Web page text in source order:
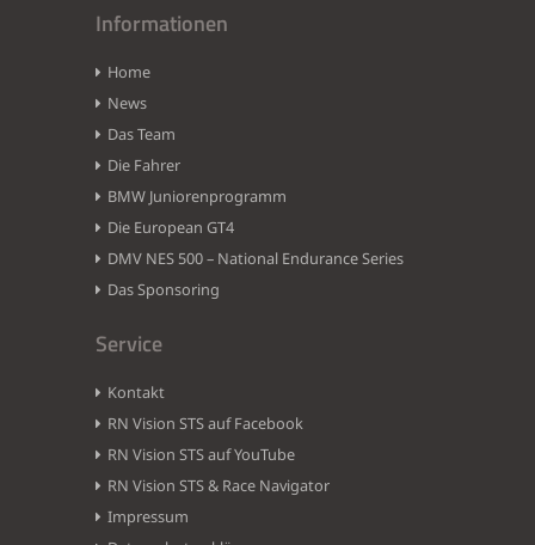
Informationen
Home
News
Das Team
Die Fahrer
BMW Juniorenprogramm
Die European GT4
DMV NES 500 – National Endurance Series
Das Sponsoring
Service
Kontakt
RN Vision STS auf Facebook
RN Vision STS auf YouTube
RN Vision STS & Race Navigator
Impressum